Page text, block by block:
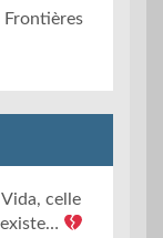
Frontières
Vida, celle